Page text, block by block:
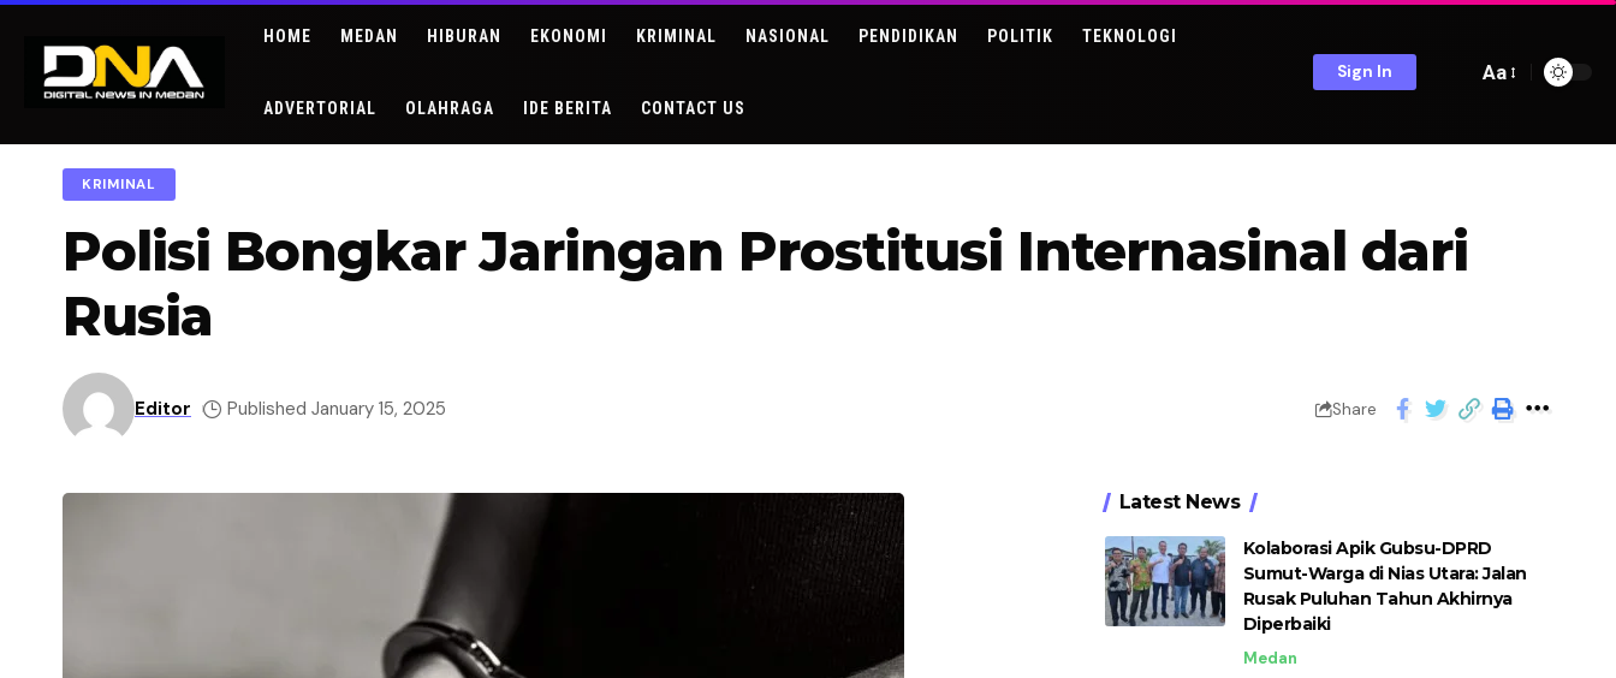
HOME MEDAN HIBURAN EKONOMI KRIMINAL NASIONAL PENDIDIKAN POLITIK TEKNOLOGI
ADVERTORIAL OLAHRAGA IDE BERITA CONTACT US
Sign In Aa
KRIMINAL
Polisi Bongkar Jaringan Prostitusi Internasinal dari
Rusia
Editor Published January 15, 2025 Share
Latest News
Kolaborasi Apik Gubsu-DPRD
Sumut-Warga di Nias Utara: Jalan
Rusak Puluhan Tahun Akhirnya
Diperbaiki
Medan